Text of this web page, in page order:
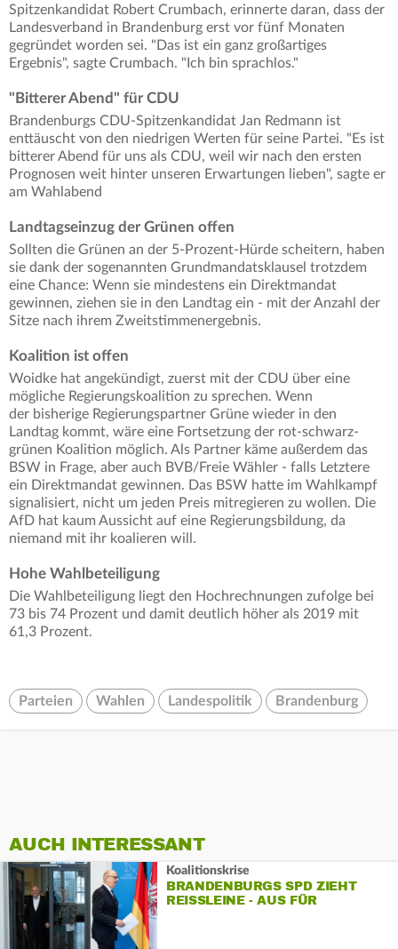
Spitzenkandidat Robert Crumbach, erinnerte daran, dass der
Landesverband in Brandenburg erst vor fünf Monaten
gegründet worden sei. "Das ist ein ganz großartiges
Ergebnis", sagte Crumbach. "Ich bin sprachlos."
"Bitterer Abend" für CDU
Brandenburgs CDU-Spitzenkandidat Jan Redmann ist
enttäuscht von den niedrigen Werten für seine Partei. "Es ist
bitterer Abend für uns als CDU, weil wir nach den ersten
Prognosen weit hinter unseren Erwartungen lieben", sagte er
am Wahlabend
Landtagseinzug der Grünen offen
Sollten die Grünen an der 5-Prozent-Hürde scheitern, haben
sie dank der sogenannten Grundmandatsklausel trotzdem
eine Chance: Wenn sie mindestens ein Direktmandat
gewinnen, ziehen sie in den Landtag ein - mit der Anzahl der
Sitze nach ihrem Zweitstimmenergebnis.
Koalition ist offen
Woidke hat angekündigt, zuerst mit der CDU über eine
mögliche Regierungskoalition zu sprechen. Wenn
der bisherige Regierungspartner Grüne wieder in den
Landtag kommt, wäre eine Fortsetzung der rot-schwarz-
grünen Koalition möglich. Als Partner käme außerdem das
BSW in Frage, aber auch BVB/Freie Wähler - falls Letztere
ein Direktmandat gewinnen. Das BSW hatte im Wahlkampf
signalisiert, nicht um jeden Preis mitregieren zu wollen. Die
AfD hat kaum Aussicht auf eine Regierungsbildung, da
niemand mit ihr koalieren will.
Hohe Wahlbeteiligung
Die Wahlbeteiligung liegt den Hochrechnungen zufolge bei
73 bis 74 Prozent und damit deutlich höher als 2019 mit
61,3 Prozent.
Parteien Wahlen Landespolitik Brandenburg
AUCH INTERESSANT
Koalitionskrise
BRANDENBURGS SPD ZIEHT
REISSLEINE - AUS FÜR K